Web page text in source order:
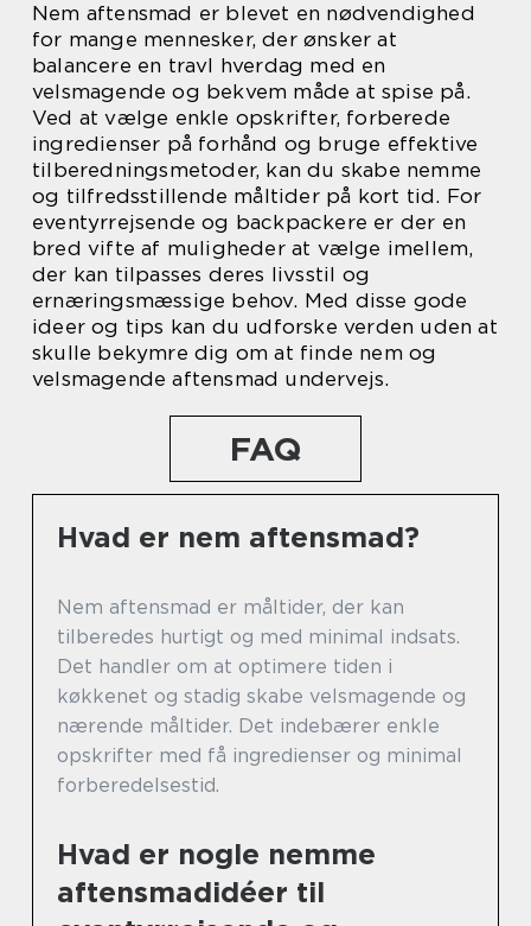
Nem aftensmad er blevet en nødvendighed
for mange mennesker, der ønsker at
balancere en travl hverdag med en
velsmagende og bekvem måde at spise på.
Ved at vælge enkle opskrifter, forberede
ingredienser på forhånd og bruge effektive
tilberedningsmetoder, kan du skabe nemme
og tilfredsstillende måltider på kort tid. For
eventyrrejsende og backpackere er der en
bred vifte af muligheder at vælge imellem,
der kan tilpasses deres livsstil og
ernæringsmæssige behov. Med disse gode
ideer og tips kan du udforske verden uden at
skulle bekymre dig om at finde nem og
velsmagende aftensmad undervejs.
FAQ
Hvad er nem aftensmad?
Nem aftensmad er måltider, der kan
tilberedes hurtigt og med minimal indsats.
Det handler om at optimere tiden i
køkkenet og stadig skabe velsmagende og
nærende måltider. Det indebærer enkle
opskrifter med få ingredienser og minimal
forberedelsestid.
Hvad er nogle nemme
aftensmadidéer til